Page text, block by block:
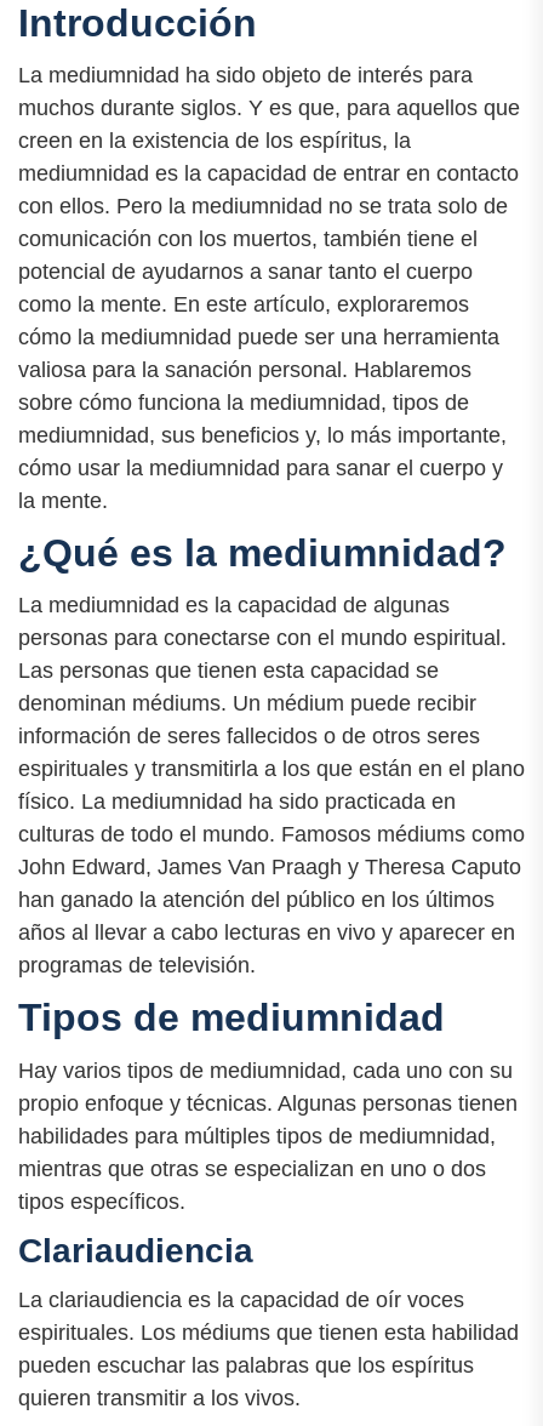
Introducción
La mediumnidad ha sido objeto de interés para
muchos durante siglos. Y es que, para aquellos que
creen en la existencia de los espíritus, la
mediumnidad es la capacidad de entrar en contacto
con ellos. Pero la mediumnidad no se trata solo de
comunicación con los muertos, también tiene el
potencial de ayudarnos a sanar tanto el cuerpo
como la mente. En este artículo, exploraremos
cómo la mediumnidad puede ser una herramienta
valiosa para la sanación personal. Hablaremos
sobre cómo funciona la mediumnidad, tipos de
mediumnidad, sus beneficios y, lo más importante,
cómo usar la mediumnidad para sanar el cuerpo y
la mente.
¿Qué es la mediumnidad?
La mediumnidad es la capacidad de algunas
personas para conectarse con el mundo espiritual.
Las personas que tienen esta capacidad se
denominan médiums. Un médium puede recibir
información de seres fallecidos o de otros seres
espirituales y transmitirla a los que están en el plano
físico. La mediumnidad ha sido practicada en
culturas de todo el mundo. Famosos médiums como
John Edward, James Van Praagh y Theresa Caputo
han ganado la atención del público en los últimos
años al llevar a cabo lecturas en vivo y aparecer en
programas de televisión.
Tipos de mediumnidad
Hay varios tipos de mediumnidad, cada uno con su
propio enfoque y técnicas. Algunas personas tienen
habilidades para múltiples tipos de mediumnidad,
mientras que otras se especializan en uno o dos
tipos específicos.
Clariaudiencia
La clariaudiencia es la capacidad de oír voces
espirituales. Los médiums que tienen esta habilidad
pueden escuchar las palabras que los espíritus
quieren transmitir a los vivos.